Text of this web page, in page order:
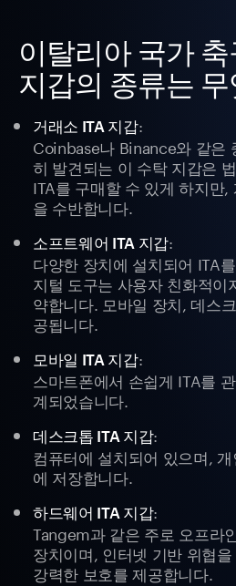
이탈리아 국가
지갑의 종류는
거래소 ITA 지갑:
Coinbase나 Binance와 같은
히 발견되는 이 수탁 지갑은
ITA를 구매할 수 있게 하지만
을 수반합니다.
소프트웨어 ITA 지갑:
다양한 장치에 설치되어 ITA
지털 도구는 사용자 친화적이
약합니다. 모바일 장치, 데스
공됩니다.
모바일 ITA 지갑:
스마트폰에서 손쉽게 ITA를
계되었습니다.
데스크톱 ITA 지갑:
컴퓨터에 설치되어 있으며,
에 저장합니다.
하드웨어 ITA 지갑:
Tangem과 같은 주로 오프라
장치이며, 인터넷 기반 위협
강력한 보호를 제공합니다.